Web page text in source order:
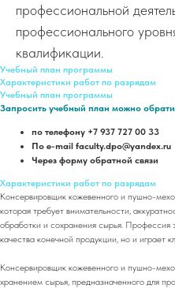
профессиональной
профессионального
квалификации.
Учебный план программы
Характеристики работ по разрядам
Учебный план программы
Запросить учебный план можно
по телефону +7 937 727 00 33
По e-mail faculty.dpo@yandex.ru
Через форму обратной связи
Характеристики работ по разрядам
Консервировщик кожевенного и пушно-
которая требует внимательности,
обработки и сохранения сырья. Профессия
качества конечной продукции, но и играет
Консервировщик кожевенного и пушно-
хранением сырья, предназначенного для